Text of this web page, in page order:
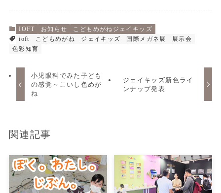
IOFT お知らせ
こどもめがねジェイキッズ
ioft
こどもめがね ジェイキッズ 国際メガネ展
展示会
色彩知育
小児眼科でみた子ども
の感覚～こいし色めが
ね
ジェイキッズ新色ライ
ンナップ発表
関連記事